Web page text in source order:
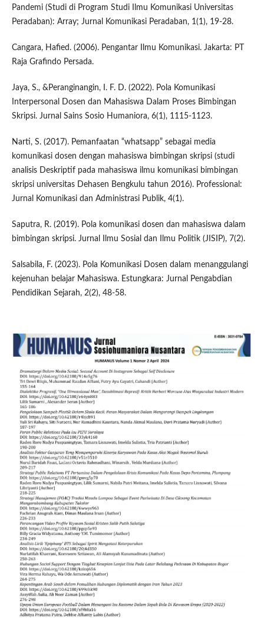
Pandemi (Studi di Program Studi Ilmu Komunikasi Universitas
Peradaban): Array; Jurnal Komunikasi Peradaban, 1(1), 19-28.
Cangara, Hafied. (2006). Pengantar Ilmu Komunikasi. Jakarta: PT
Raja Grafindo Persada.
Jaya, S., &Peranginangin, I. F. D. (2022). Pola Komunikasi
Interpersonal Dosen dan Mahasiswa Dalam Proses Bimbingan
Skripsi. Jurnal Sains Sosio Humaniora, 6(1), 1115-1123.
Narti, S. (2017). Pemanfaatan “whatsapp” sebagai media
komunikasi dosen dengan mahasiswa bimbingan skripsi (studi
analisis Deskriptif pada mahasiswa ilmu komunikasi bimbingan
skripsi universitas Dehasen Bengkulu tahun 2016). Professional:
Jurnal Komunikasi dan Administrasi Publik, 4(1).
Saputra, R. (2019). Pola komunikasi dosen dan mahasiswa dalam
bimbingan skripsi. Jurnal Ilmu Sosial dan Ilmu Politik (JISIP), 7(2).
Salsabila, F. (2023). Pola Komunikasi Dosen dalam menanggulangi
kejenuhan belajar Mahasiswa. Estungkara: Jurnal Pengabdian
Pendidikan Sejarah, 2(2), 48-58.